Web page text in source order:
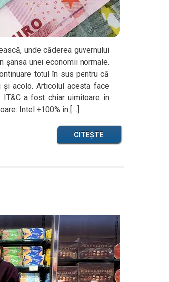
unde căderea guvernului
șansa unei economii normale.
totul în sus pentru că
acolo. Articolul acesta face
IT&C a fost chiar uimitoare în
Intel +100% în […]
CITEȘTE